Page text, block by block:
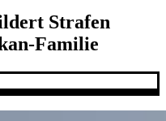
Strafen
Familie